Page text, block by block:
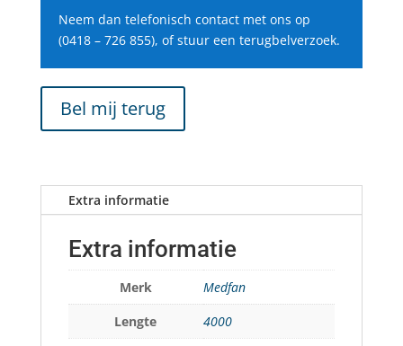
Neem dan telefonisch contact met ons op
(0418 – 726 855), of stuur een terugbelverzoek.
Bel mij terug
Extra informatie
Extra informatie
Merk
Medfan
Lengte
4000